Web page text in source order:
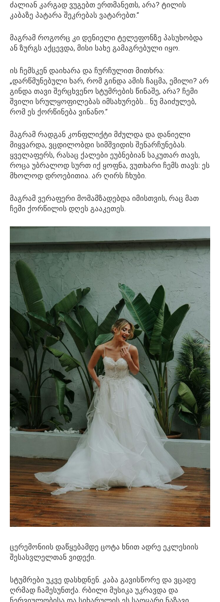
ძალიან კარგად ვუგებთ ერთმანეთს, არა? ტილის
კაბაზე პატარა შეკრებას ვატარებთ.“
მაგრამ როგორც კი დენიელი ტელეფონზე პასუხობდა
ან ზურგს აქცევდა, მისი სახე გამაგრებული იყო.
ის ჩემსკენ დაიხარა და ჩურჩულით მითხრა:
„დარწმუნებული ხარ, რომ გინდა ამის ჩაცმა, ემილი? არ
გინდა თავი შერცხვენო სტუმრების წინაშე, არა? ჩემი
შვილი სრულყოფილებას იმსახურებს… ნუ მაიძულებ,
რომ ეს ქორწინება ვინანო.“
მაგრამ რადგან კონფლიქტი მძულდა და დანიელი
მიყვარდა, ვცდილობდი სიმშვიდის შენარჩუნებას.
ყველაფერს, რასაც ქალები ეუბნებიან საკუთარ თავს,
როცა უბრალოდ სურთ იქ ყოფნა, ვუთხარი ჩემს თავს: ეს
მხოლოდ დროებითია. არ ღირს ჩხუბი.
მაგრამ ვერაფერი მომამზადებდა იმისთვის, რაც მათ
ჩემი ქორწილის დღეს გააკეთეს.
ცერემონიის დაწყებამდე ცოტა ხნით ადრე ეკლესიის
შესასვლელთან ვიდექი.
სტუმრები უკვე დასხდნენ. კაბა გავისწორე და ვცადე
ღრმად ჩამესუნთქა. რბილი მუსიკა უკრავდა და